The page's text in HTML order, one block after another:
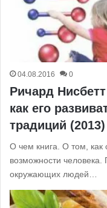
04.08.2016 0
Ричард
как его
традиций
О чем книга. О том, как
возможности
окружающих людей…